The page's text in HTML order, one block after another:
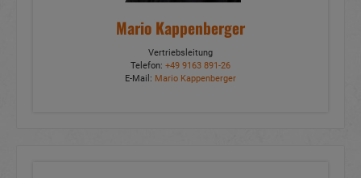
Mario Kappenberger
Vertriebsleitung
Telefon: +49 9163 891-26
E-Mail: Mario Kappenberger